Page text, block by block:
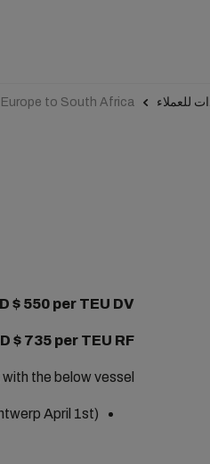
للعملاء Europe to South Africa
$ 550 per TEU DV
$ 735 per TEU RF
the below vessel:
April 1st)